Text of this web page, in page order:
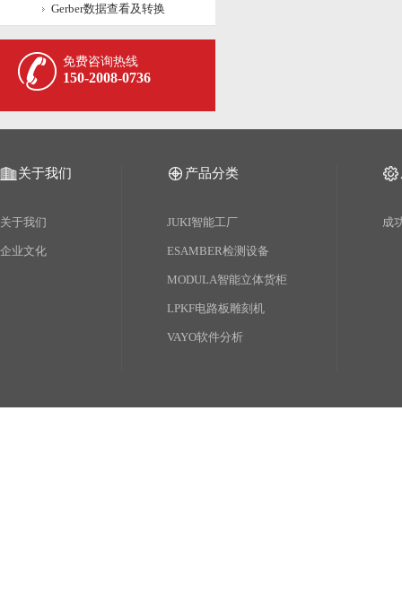
Gerber数据查看及转换
免费咨询热线
150-2008-0736
关于我们
关于我们
企业文化
产品分类
JUKI智能工厂
ESAMBER检测设备
MODULA智能立体货柜
LPKF电路板雕刻机
VAYO软件分析
成